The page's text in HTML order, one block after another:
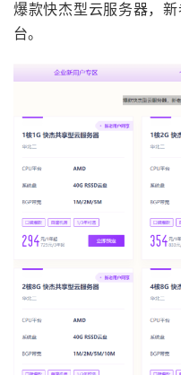
爆款快杰型云服务器，
台。